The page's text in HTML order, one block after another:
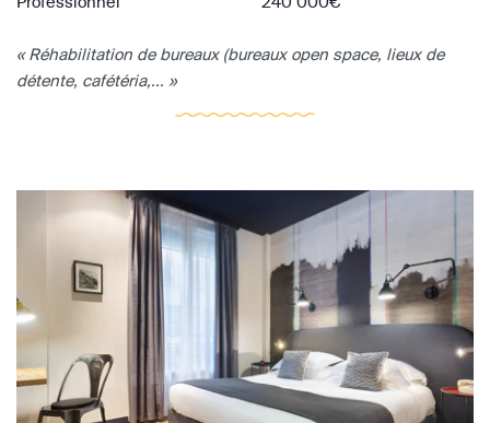
« Réhabilitation de bureaux (bureaux open space, lieux de
détente, cafétéria,... »